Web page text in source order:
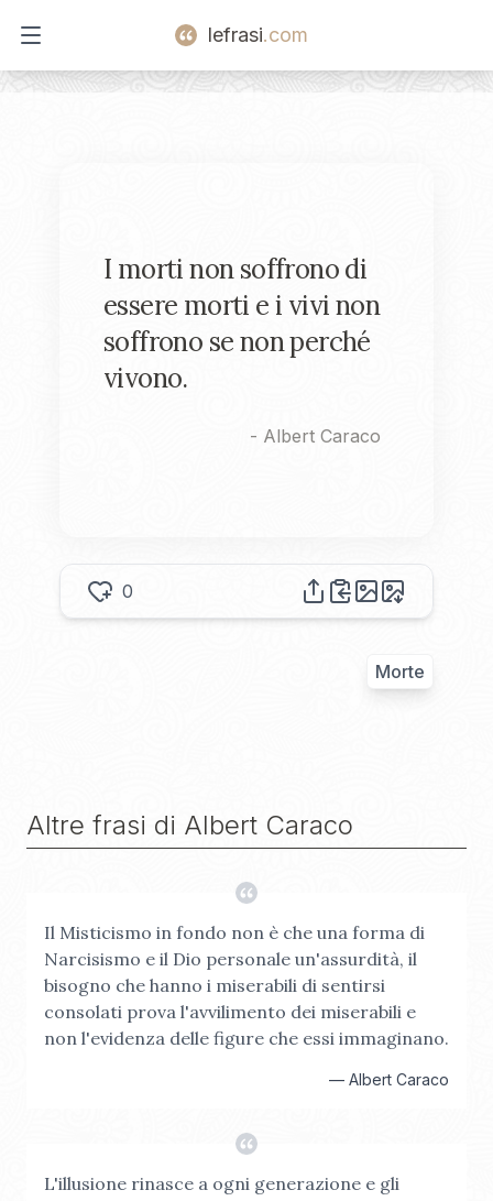
Open main menu
lefrasi.com
I morti non soffrono di
essere morti e i vivi non
soffrono se non perché
vivono.
- Albert Caraco
0
Morte
Altre frasi di Albert Caraco
Il Misticismo in fondo non è che una forma di
Narcisismo e il Dio personale un'assurdità, il
bisogno che hanno i miserabili di sentirsi
consolati prova l'avvilimento dei miserabili e
non l'evidenza delle figure che essi immaginano.
— Albert Caraco
L'illusione rinasce a ogni generazione e gli